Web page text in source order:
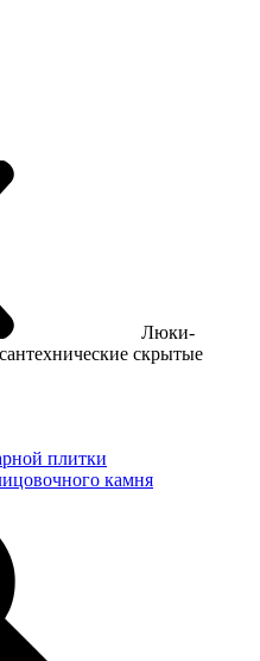
Люки-
скрытые
плитки
камня